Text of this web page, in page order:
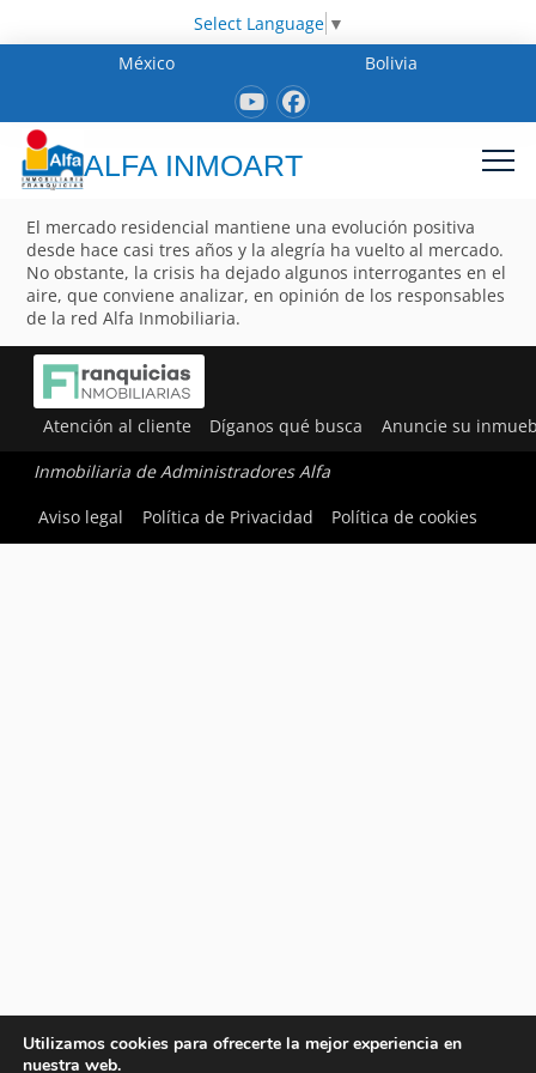
Select Language ▼
México
Bolivia
ALFA INMOART
El mercado residencial mantiene una evolución positiva
desde hace casi tres años y la alegría ha vuelto al mercado.
No obstante, la crisis ha dejado algunos interrogantes en el
aire, que conviene analizar, en opinión de los responsables
de la red Alfa Inmobiliaria.
Atención al cliente Díganos qué busca Anuncie su
Inmobiliaria de Administradores Alfa
Aviso legal
Política de Privacidad Política de cookies
Utilizamos cookies para ofrecerte la mejor experiencia en
nuestra web.